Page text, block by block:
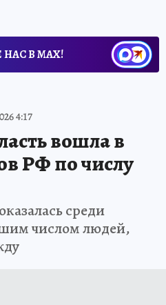
НАС В МАХ!
4:17
вошла в
РФ по числу
среди
числом людей,